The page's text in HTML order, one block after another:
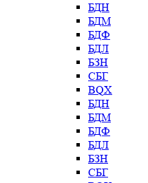
БДН
БДМ
БДФ
БДЛ
БЗН
СБГ
BQX
БДН
БДМ
БДФ
БДЛ
БЗН
СБГ